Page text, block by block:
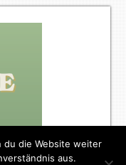
du die Website weiter
aus.